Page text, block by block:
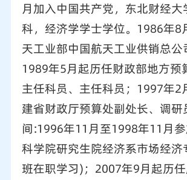
月加入中国共产党，东北财经大
科，经济学学士学位。1986年8
天工业部中国航天工业供销总公
1989年5月起历任财政部地方预
主任科员、主任科员；1997年2
建省财政厅预算处副处长、调研
间:1996年11月至1998年11月
科学院研究生院经济系市场经济
班在职学习)；2007年9月起历